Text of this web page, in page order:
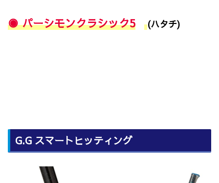
◉ パーシモンクラシック5 (ハタチ)
G.G スマートヒッティング